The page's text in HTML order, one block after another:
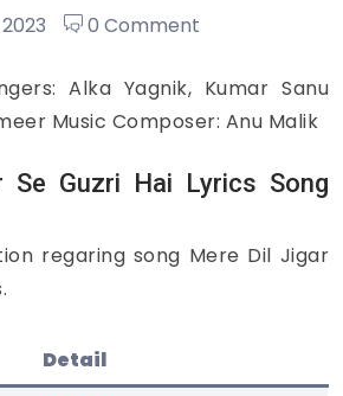
0 Comment
Alka Yagnik, Kumar Sanu
Music Composer: Anu Malik
Se Guzri Hai Lyrics Song
regaring song Mere Dil Jigar
Detail